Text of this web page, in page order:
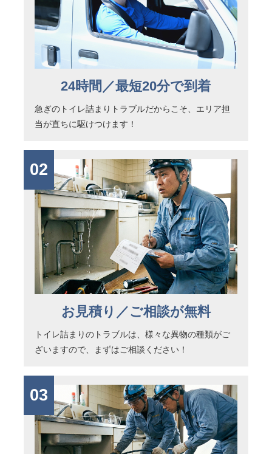
24時間／最短20分で到着
急ぎのトイレ詰まりトラブルだからこそ、エリア担
当が直ちに駆けつけます！
02
お見積り／ご相談が無料
トイレ詰まりのトラブルは、様々な異物の種類がご
ざいますので、まずはご相談ください！
03